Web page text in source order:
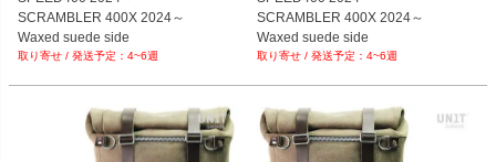
SCRAMBLER 400X 2024～
Waxed suede side
pannier Scram
4~6週
SCRAMBLER 400X 2024～
Waxed suede side
pannier Scram
4~6週